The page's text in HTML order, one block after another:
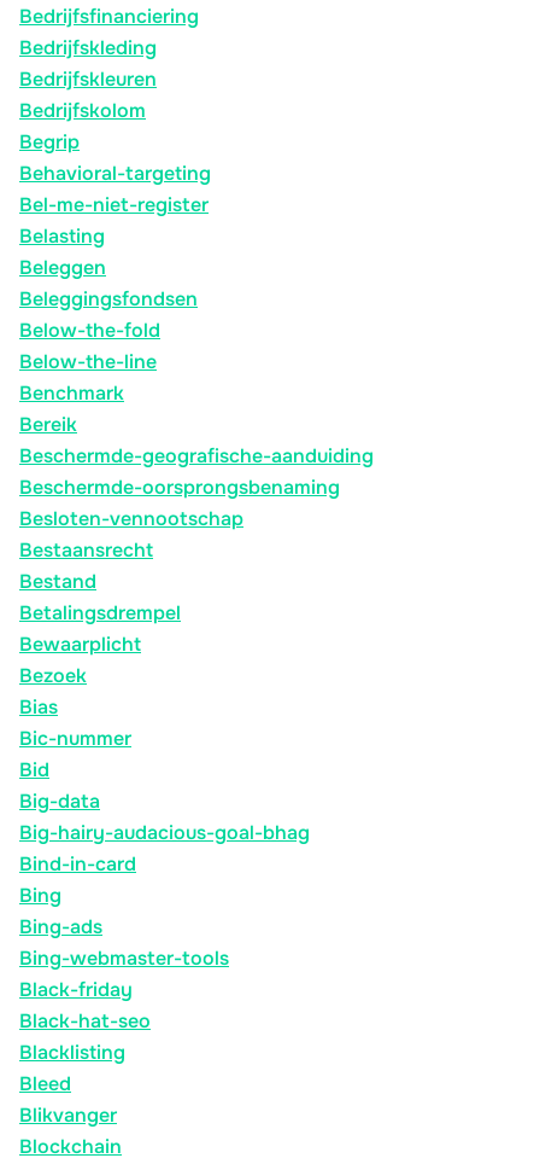
Bedrijfsfinanciering
Bedrijfskleding
Bedrijfskleuren
Bedrijfskolom
Begrip
Behavioral-targeting
Bel-me-niet-register
Belasting
Beleggen
Beleggingsfondsen
Below-the-fold
Below-the-line
Benchmark
Bereik
Beschermde-geografische-aanduiding
Beschermde-oorsprongsbenaming
Besloten-vennootschap
Bestaansrecht
Bestand
Betalingsdrempel
Bewaarplicht
Bezoek
Bias
Bic-nummer
Bid
Big-data
Big-hairy-audacious-goal-bhag
Bind-in-card
Bing
Bing-ads
Bing-webmaster-tools
Black-friday
Black-hat-seo
Blacklisting
Bleed
Blikvanger
Blockchain